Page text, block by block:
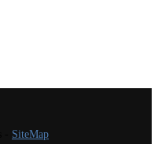
SiteMap